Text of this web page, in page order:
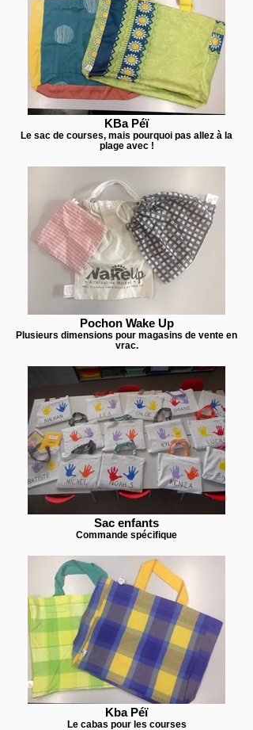
KBa Péï
Le sac de courses, mais pourquoi pas allez à la
plage avec !
Pochon Wake Up
Plusieurs dimensions pour magasins de vente en
vrac.
Sac enfants
Commande spécifique
Kba Péï
Le cabas pour les courses